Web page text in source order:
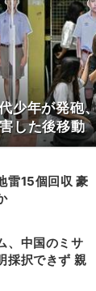
少年が発砲
した後移動
雷15個回収 豪
、中国のミサ
採択できず 親